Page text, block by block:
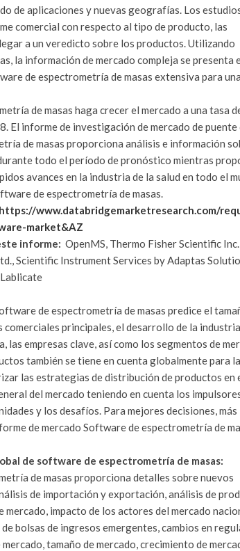
de aplicaciones y nuevas geografías. Los
comercial con respecto al tipo de producto, las
a un veredicto sobre los productos.Utilizando
la información de mercado compleja se presenta
de espectrometría de masas extensiva para
de masas haga crecer el mercado a una tasa
El informe de investigación de mercado de puente
de masas proporciona análisis e información
todo el período de pronóstico mientras
avances en la industria de la salud en todo el
de espectrometría de masas.
https://www.databridgemarketresearch.com/
market&AZ
informe: OpenMS, Thermo Fisher Scientific
Scientific Instrument Services by Adaptas
de espectrometría de masas predice el
principales, el desarrollo de la industria
las empresas clave, así como los segmentos de
también se tiene en cuenta globalmente para
las estrategias de distribución de productos en
del mercado teniendo en cuenta los
y los desafíos. Para mejores decisiones, más
de mercado Software de espectrometría de
de software de espectrometría de masas:
de masas proporciona detalles sobre nuevos
de importación y exportación, análisis de
impacto de los actores del mercado
bolsas de ingresos emergentes, cambios en
tamaño de mercado, crecimiento de